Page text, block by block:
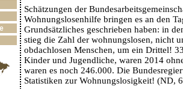
Schätzungen der
Wohnungslosenhilfe bringen es an den
Grundsätzliches geschrieben haben: in
stieg die Zahl der wohnungslosen, nicht
obdachlosen Menschen, um ein Drittel!
Kinder und Jugendliche, waren 2014
waren es noch 246.000. Die
Statistiken zur Wohnungslosigkeit! (ND,